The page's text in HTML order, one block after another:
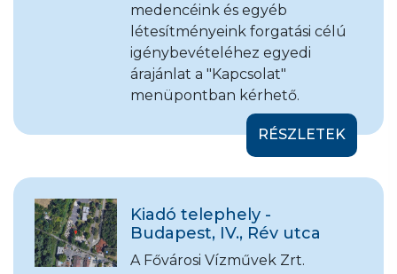
medencéink és egyéb
létesítményeink forgatási célú
igénybevételéhez egyedi
árajánlat a "Kapcsolat"
menüpontban kérhető.
RÉSZLETEK
Kiadó telephely -
Budapest, IV., Rév utca
A Fővárosi Vízművek Zrt.